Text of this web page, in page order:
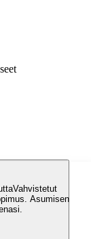
Vahvistetut
Asumisen